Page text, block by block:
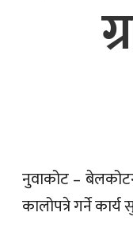
नुवाकोट –
कालोपत्रे गर्ने